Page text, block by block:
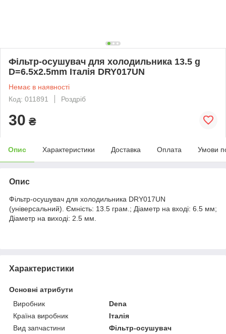
Фільтр-осушувач для холодильника 13.5 g
D=6.5x2.5mm Італія DRY017UN
Немає в наявності
Код: 011891
Роздріб
30 ₴
Опис Характеристики Доставка Оплата Умови
Опис
Фільтр-осушувач для холодильника DRY017UN
(універсальний). Ємність: 13.5 грам.; Діаметр на вході: 6.5 мм;
Діаметр на виході: 2.5 мм.
Характеристики
Основні атрибути
Виробник
Dena
Країна виробник
Італія
Вид запчастини
Фільтр-осушувач